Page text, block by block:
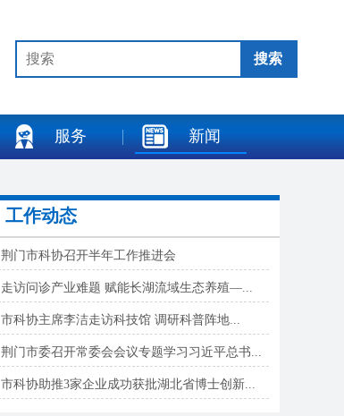
服务 新闻
工作动态
荆门市科协召开半年工作推进会
走访问诊产业难题 赋能长湖流域生态养殖—...
市科协主席李洁走访科技馆 调研科普阵地...
荆门市委召开常委会会议专题学习习近平总书...
市科协助推3家企业成功获批湖北省博士创新...